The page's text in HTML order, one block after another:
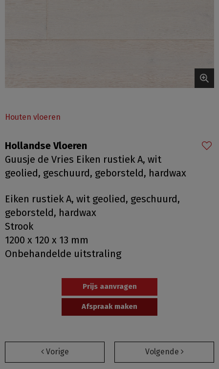
Houten vloeren
Hollandse Vloeren
Guusje de Vries Eiken rustiek A, wit
geolied, geschuurd, geborsteld, hardwax
Eiken rustiek A, wit geolied, geschuurd,
geborsteld, hardwax
Strook
1200 x 120 x 13 mm
Onbehandelde uitstraling
Prijs aanvragen
Afspraak maken
Vorige Volgende